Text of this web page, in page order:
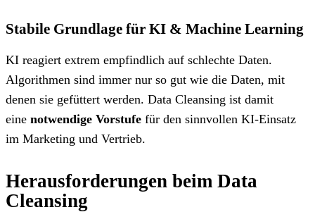
Stabile Grundlage für KI & Machine Learning
KI reagiert extrem empfindlich auf schlechte Daten.
Algorithmen sind immer nur so gut wie die Daten, mit
denen sie gefüttert werden. Data Cleansing ist damit
eine notwendige Vorstufe für den sinnvollen KI-Einsatz
im Marketing und Vertrieb.
Herausforderungen beim Data
Cleansing